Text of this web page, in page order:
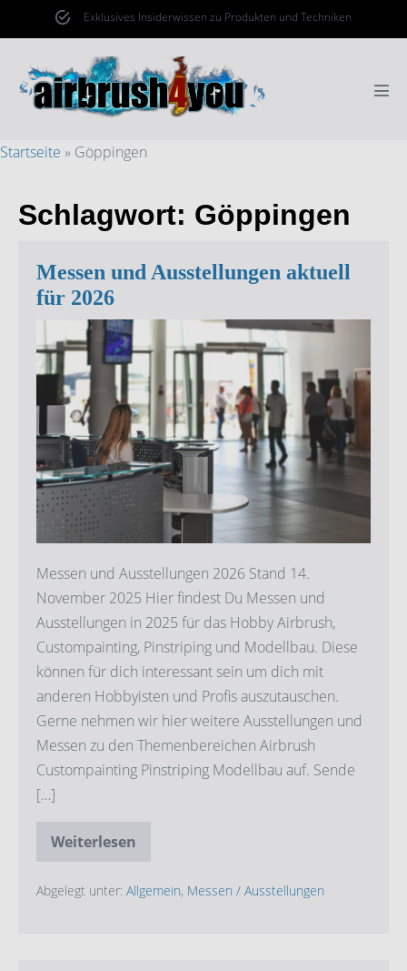
Inhalt
Exklusives Insiderwissen zu Produkten und Techniken
Startseite » Göppingen
Schlagwort: Göppingen
Messen und Ausstellungen aktuell
für 2026
und
Ausstellungen
aktuell
für
2026
Messen und Ausstellungen 2026 Stand 14.
November 2025 Hier findest Du Messen und
Ausstellungen in 2025 für das Hobby Airbrush,
Custompainting, Pinstriping und Modellbau. Diese
können für dich interessant sein um dich mit
anderen Hobbyisten und Profis auszutauschen.
Gerne nehmen wir hier weitere Ausstellungen und
Messen zu den Themenbereichen Airbrush
Custompainting Pinstriping Modellbau auf. Sende
[…]
Weiterlesen
Messen
aktuell
Abgelegt unter: Allgemein, Messen / Ausstellungen